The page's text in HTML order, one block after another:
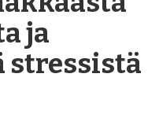
ja
stressistä